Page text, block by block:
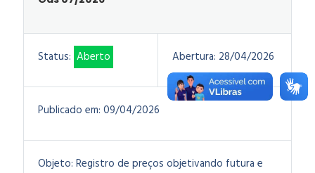
Status: Aberto Abertura: 28/04/2026
Publicado em: 09/04/2026
Objeto: Registro de preços objetivando futura e